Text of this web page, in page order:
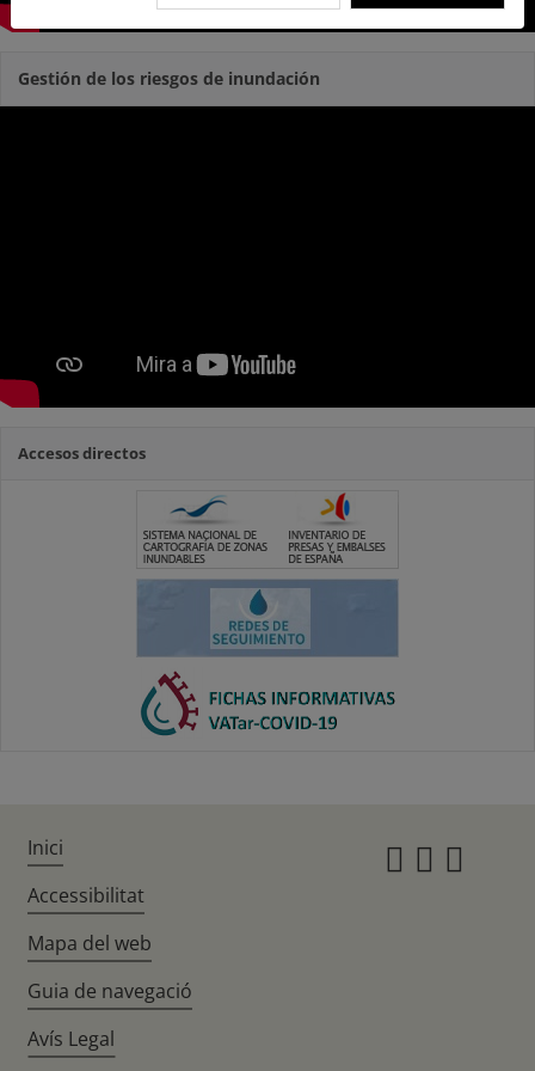
Gestión de los riesgos de inundación
Accesos directos
Inici
Accessibilitat
Mapa del web
Guia de navegació
Avís Legal